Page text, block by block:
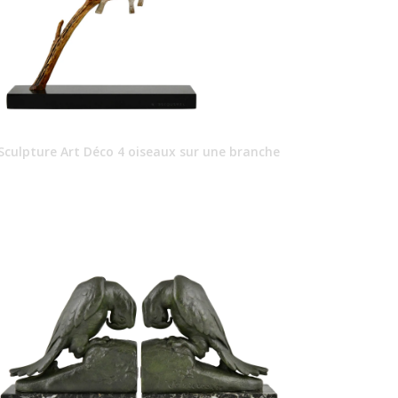
Art Déco 4 oiseaux sur une branche